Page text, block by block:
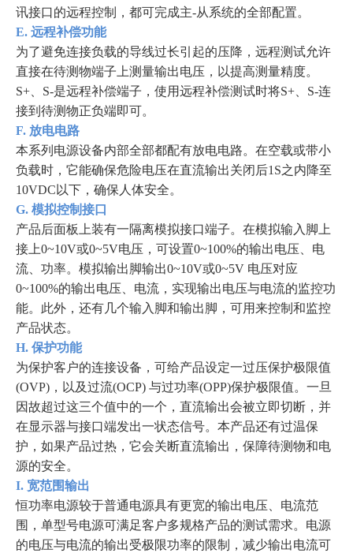
讯接口的远程控制，都可完成主-从系统的全部配置。
E. 远程补偿功能
为了避免连接负载的导线过长引起的压降，远程测试允许
直接在待测物端子上测量输出电压，以提高测量精度。
S+、S-是远程补偿端子，使用远程补偿测试时将S+、S-连
接到待测物正负端即可。
F. 放电电路
本系列电源设备内部全部都配有放电电路。在空载或带小
负载时，它能确保危险电压在直流输出关闭后1S之内降至
10VDC以下，确保人体安全。
G. 模拟控制接口
产品后面板上装有一隔离模拟接口端子。在模拟输入脚上
接上0~10V或0~5V电压，可设置0~100%的输出电压、电
流、功率。模拟输出脚输出0~10V或0~5V 电压对应
0~100%的输出电压、电流，实现输出电压与电流的监控功
能。此外，还有几个输入脚和输出脚，可用来控制和监控
产品状态。
H. 保护功能
为保护客户的连接设备，可给产品设定一过压保护极限值
(OVP)，以及过流(OCP) 与过功率(OPP)保护极限值。一旦
因故超过这三个值中的一个，直流输出会被立即切断，并
在显示器与接口端发出一状态信号。本产品还有过温保
护，如果产品过热，它会关断直流输出，保障待测物和电
源的安全。
I. 宽范围输出
恒功率电源较于普通电源具有更宽的输出电压、电流范
围，单型号电源可满足客户多规格产品的测试需求。电源
的电压与电流的输出受极限功率的限制，减少输出电流可